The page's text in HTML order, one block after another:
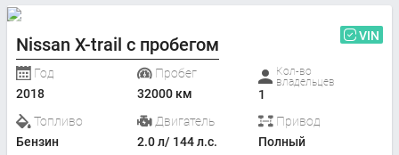
Nissan X-trail с пробегом VIN
Год
2018
Пробег
32000 км
Кол-во
владельцев
1
Топливо
Бензин
Двигатель
2.0 л/ 144 л.с.
Привод
Полный